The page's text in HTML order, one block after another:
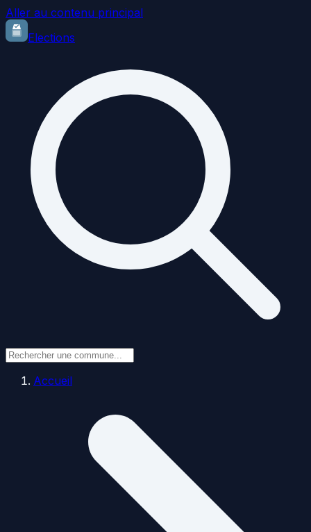
Aller au contenu principal
Elections
Accueil